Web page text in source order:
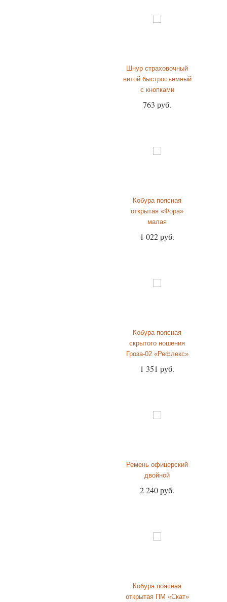
Шнур страховочный
витой быстросъемный
с кнопками
763 руб.
Кобура поясная
открытая «Фора»
малая
1 022 руб.
Кобура поясная
скрытого ношения
Гроза-02 «Рефлекс»
1 351 руб.
Ремень офицерский
двойной
2 240 руб.
Кобура поясная
открытая ПМ «Скат»